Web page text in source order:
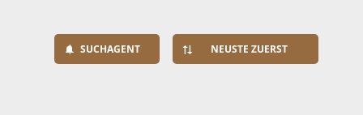
SUCHAGENT NEUSTE ZUERST